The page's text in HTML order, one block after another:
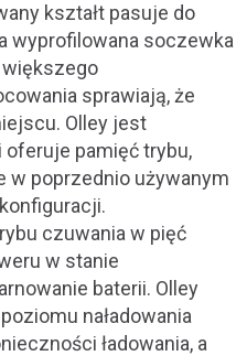
kształt pasuje do
wyprofilowana soczewka
większego
sprawiają, że
Olley jest
pamięć trybu,
w poprzednio używanym
czuwania w pięć
w stanie
baterii. Olley
naładowania
ładowania, a